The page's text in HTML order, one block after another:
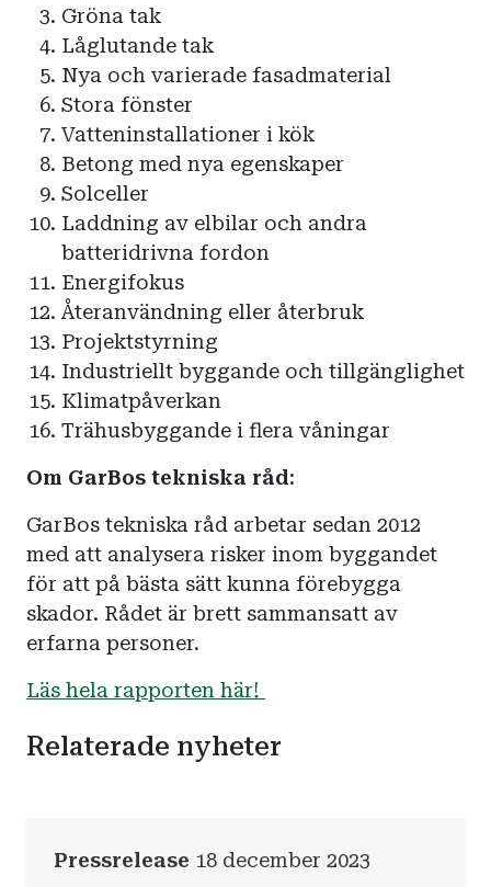
Gröna tak
Låglutande tak
Nya och varierade fasadmaterial
Stora fönster
Vatteninstallationer i kök
Betong med nya egenskaper
Solceller
Laddning av elbilar och andra
batteridrivna fordon
Energifokus
Återanvändning eller återbruk
Projektstyrning
Industriellt byggande och tillgänglighet
Klimatpåverkan
Trähusbyggande i flera våningar
Om GarBos tekniska råd:
GarBos tekniska råd arbetar sedan 2012
med att analysera risker inom byggandet
för att på bästa sätt kunna förebygga
skador. Rådet är brett sammansatt av
erfarna personer.
Läs hela rapporten här!
Relaterade nyheter
Pressrelease 18 december 2023